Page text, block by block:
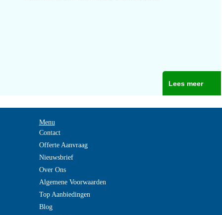
Lees meer
Menu
Contact
Offerte Aanvraag
Nieuwsbrief
Over Ons
Algemene Voorwaarden
Top Aanbiedingen
Blog